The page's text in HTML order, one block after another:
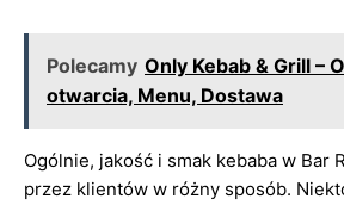
Polecamy Only Kebab & Grill –
otwarcia, Menu, Dostawa
Ogólnie, jakość i smak kebaba w Bar
przez klientów w różny sposób.